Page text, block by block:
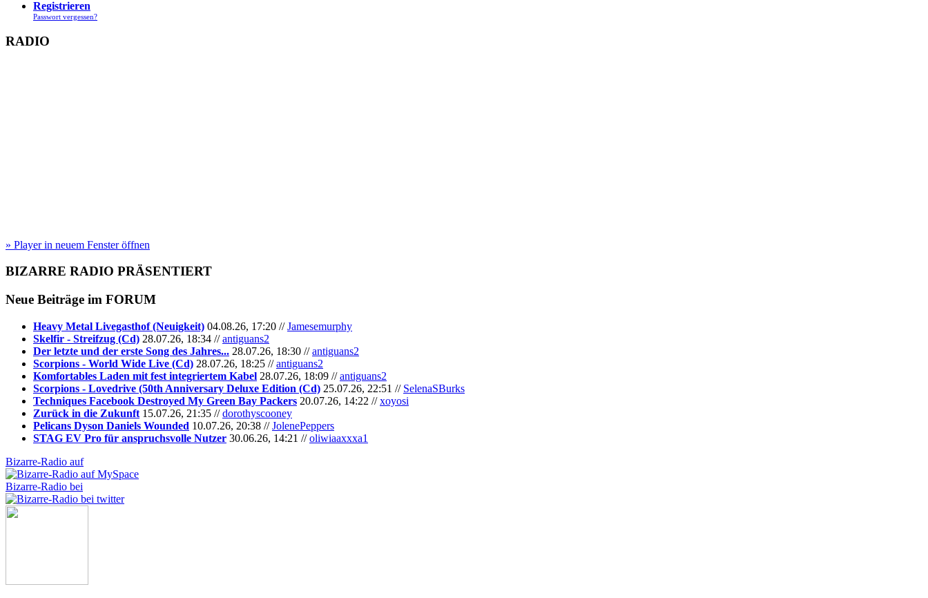
Registrieren
Passwort vergessen?
RADIO
» Player in neuem Fenster öffnen
BIZARRE RADIO PRÄSENTIERT
Neue Beiträge im FORUM
Heavy Metal Livegasthof (Neuigkeit) 04.08.26, 17:20 //Jamesemurphy
Skelfir - Streifzug (Cd) 28.07.26, 18:34 //antiguans2
Der letzte und der erste Song des Jahres... 28.07.26, 18:30 //antiguans2
Scorpions - World Wide Live (Cd) 28.07.26, 18:25 //antiguans2
Komfortables Laden mit fest integriertem Kabel 28.07.26, 18:09 //antiguans2
Scorpions - Lovedrive (50th Anniversary Deluxe Edition (Cd) 25.07.26, 22:51 // SelenaSBurks
Techniques Facebook Destroyed My Green Bay Packers 20.07.26, 14:22 //xoyosi
Zurück in die Zukunft 15.07.26, 21:35 //dorothyscooney
Pelicans Dyson Daniels Wounded 10.07.26, 20:38 //JolenePeppers
STAG EV Pro für anspruchsvolle Nutzer 30.06.26, 14:21 //oliwiaaxxxa1
Bizarre-Radio auf
Bizarre-Radio bei